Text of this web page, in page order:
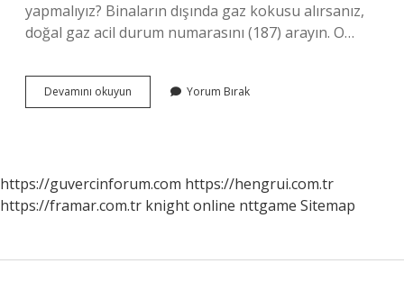
yapmalıyız? Binaların dışında gaz kokusu alırsanız,
doğal gaz acil durum numarasını (187) arayın. O…
Devamını okuyun
Gaz
Yorum Bırak
https://guvercinforum.com https://hengrui.com.tr
https://framar.com.tr knight online nttgame Sitemap